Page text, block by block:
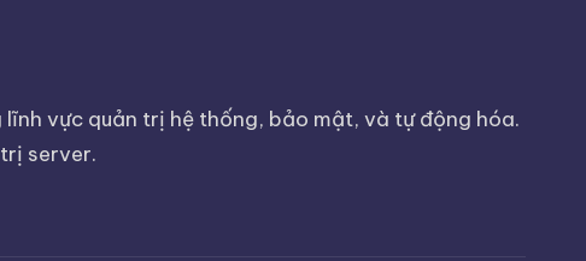
vực quản trị hệ thống, bảo mật, và tự động hóa.
server.